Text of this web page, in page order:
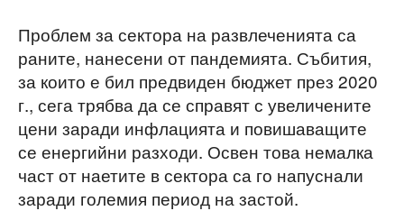
Проблем за сектора на развлеченията са
раните, нанесени от пандемията. Събития,
за които е бил предвиден бюджет през 2020
г., сега трябва да се справят с увеличените
цени заради инфлацията и повишаващите
се енергийни разходи. Освен това немалка
част от наетите в сектора са го напуснали
заради големия период на застой.